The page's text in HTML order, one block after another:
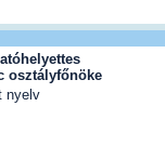
osztályfőnöke
nyelv